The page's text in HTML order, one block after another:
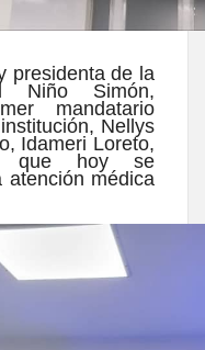
presidenta de la
Niño Simón,
mandatario
Nellys
Idameri Loreto,
que hoy se
atención médica